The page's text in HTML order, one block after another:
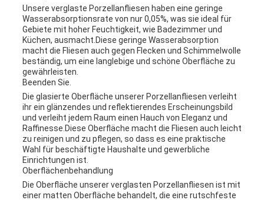
Unsere verglaste Porzellanfliesen haben eine geringe
Wasserabsorptionsrate von nur 0,05%, was sie ideal für
Gebiete mit hoher Feuchtigkeit, wie Badezimmer und
Küchen, ausmacht.Diese geringe Wasserabsorption
macht die Fliesen auch gegen Flecken und Schimmelwolle
beständig, um eine langlebige und schöne Oberfläche zu
gewährleisten.
Beenden Sie.
Die glasierte Oberfläche unserer Porzellanfliesen verleiht
ihr ein glänzendes und reflektierendes Erscheinungsbild
und verleiht jedem Raum einen Hauch von Eleganz und
Raffinesse.Diese Oberfläche macht die Fliesen auch leicht
zu reinigen und zu pflegen, so dass es eine praktische
Wahl für beschäftigte Haushalte und gewerbliche
Einrichtungen ist.
Oberflächenbehandlung
Die Oberfläche unserer verglasten Porzellanfliesen ist mit
einer matten Oberfläche behandelt, die eine rutschfeste